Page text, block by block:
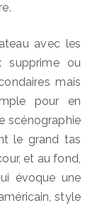
avec les
supprime ou
mais
pour en
scénographie
le grand tas
et au fond,
évoque une
style